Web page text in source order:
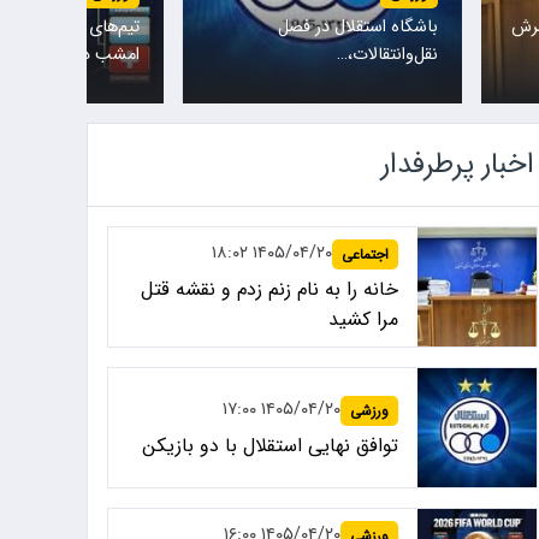
باشگاه استقلال در فصل
نقل‌وانتقالات،…
تیم‌های ملی نروژ و
امشب در یکی…
اخبار پرطرفدار
اجتماعی ۱۴۰۵/۰۴/۲۰ ۱۸:۰۲
خانه را به نام زنم زدم و نقشه قتل
مرا کشید
ورزشی ۱۴۰۵/۰۴/۲۰ ۱۷:۰۰
توافق نهایی استقلال با دو بازیکن